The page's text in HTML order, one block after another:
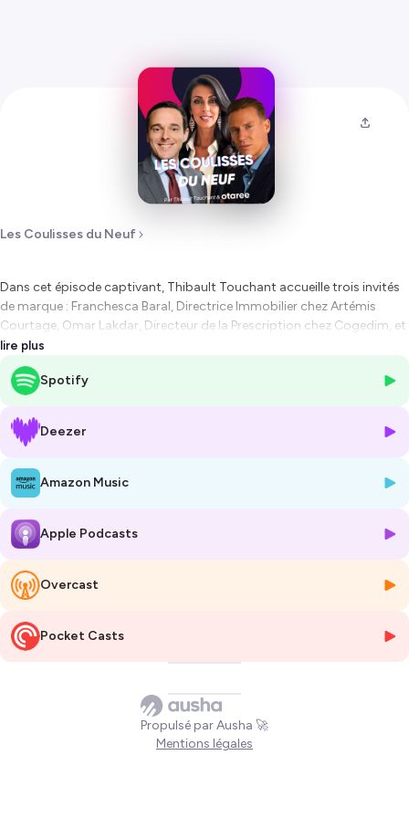
Les Coulisses du Neuf
Dans cet épisode captivant, Thibault Touchant accueille trois invités
de marque : Franchesca Baral, Directrice Immobilier chez Artémis
Courtage, Omar Lakdar, Directeur de la Prescription chez Cogedim, et
Thibaut Lallican, Président et Fondateur du Cabinet IGC.
Ensemble, ils plongent au cœur des enjeux de la distribution de
l'immobilier neuf et analysent l'impact des offres commerciales sur
Comme toujours, vous découvrirez les coulisses de leur métier, leurs
secrets de fabrication et des anecdotes inédites.
👉 Découvrir Otaree :https://www.otaree.com/
👉 Découvrir Ekeenox :
Hébergé par Ausha. Visitez
pour plus d'informations.
lire plus
Spotify
Deezer
Amazon Music
Apple Podcasts
Overcast
Pocket Casts
Propulsé par Ausha 🚀
Mentions légales